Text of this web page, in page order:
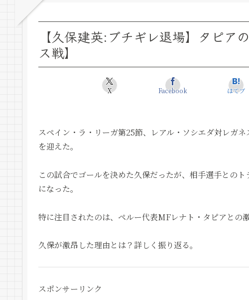
【久保建英:ブチギレ退場】タピア
ス戦】
X Facebook はてブ
スペイン・ラ・リーガ第25節、レアル・ソシエダ対レガ
を迎えた。
この試合でゴールを決めた久保だったが、相手選手との
になった。
特に注目されたのは、ペルー代表MFレナト・タピアとの
久保が激昂した理由とは？詳しく振り返る。
スポンサーリンク